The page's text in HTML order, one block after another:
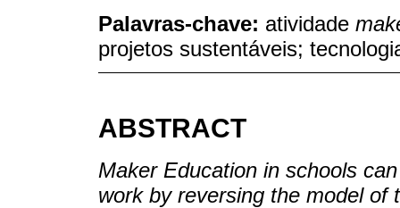
Palavras-chave: atividade
projetos sustentáveis;
ABSTRACT
Maker Education in schools
work by reversing the model of